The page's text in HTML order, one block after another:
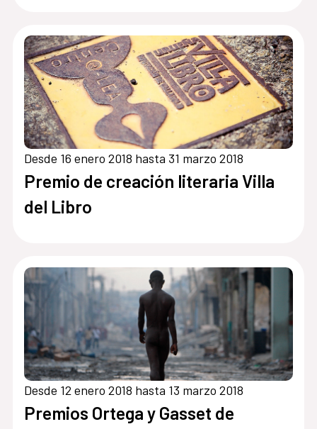
Desde 16 enero 2018 hasta 31 marzo 2018
Premio de creación literaria Villa
del Libro
Desde 12 enero 2018 hasta 13 marzo 2018
Premios Ortega y Gasset de